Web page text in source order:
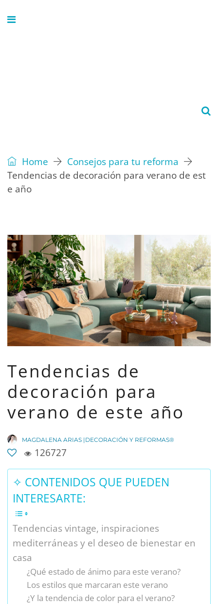
Home
Consejos para tu reforma
Tendencias de decoración para verano de est
e año
Tendencias de
decoración para
verano de este año
MAGDALENA ARIAS |DECORACIÓN Y REFORMAS®
126727
✧ CONTENIDOS QUE PUEDEN
INTERESARTE:
Tendencias vintage, inspiraciones
mediterráneas y el deseo de bienestar en
casa
¿Qué estado de ánimo para este verano?
Los estilos que marcaran este verano
¿Y la tendencia de color para el verano?